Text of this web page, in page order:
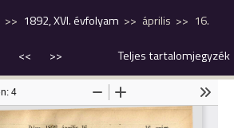
1892, XVI. évfolyam április
16.
<<
>> Teljes tartalomjegyzék